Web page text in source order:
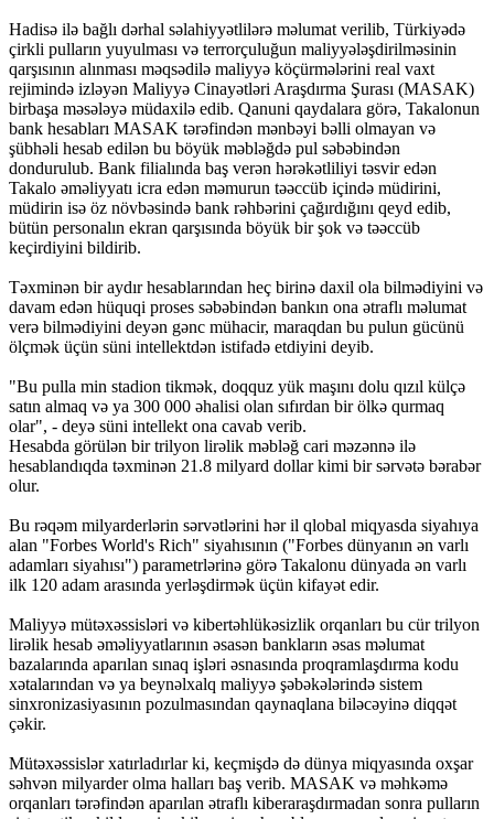
Hadisə ilə bağlı dərhal səlahiyyətlilərə məlumat verilib, Türkiyədə
çirkli pulların yuyulması və terrorçuluğun maliyyələşdirilməsinin
qarşısının alınması məqsədilə maliyyə köçürmələrini real vaxt
rejimində izləyən Maliyyə Cinayətləri Araşdırma Şurası (MASAK)
birbaşa məsələyə müdaxilə edib. Qanuni qaydalara görə, Takalonun
bank hesabları MASAK tərəfindən mənbəyi bəlli olmayan və
şübhəli hesab edilən bu böyük məbləğdə pul səbəbindən
dondurulub. Bank filialında baş verən hərəkətliliyi təsvir edən
Takalo əməliyyatı icra edən məmurun təəccüb içində müdirini,
müdirin isə öz növbəsində bank rəhbərini çağırdığını qeyd edib,
bütün personalın ekran qarşısında böyük bir şok və təəccüb
keçirdiyini bildirib.
Təxminən bir aydır hesablarından heç birinə daxil ola bilmədiyini və
davam edən hüquqi proses səbəbindən bankın ona ətraflı məlumat
verə bilmədiyini deyən gənc mühacir, maraqdan bu pulun gücünü
ölçmək üçün süni intellektdən istifadə etdiyini deyib.
"Bu pulla min stadion tikmək, doqquz yük maşını dolu qızıl külçə
satın almaq və ya 300 000 əhalisi olan sıfırdan bir ölkə qurmaq
olar", - deyə süni intellekt ona cavab verib.
Hesabda görülən bir trilyon lirəlik məbləğ cari məzənnə ilə
hesablandıqda təxminən 21.8 milyard dollar kimi bir sərvətə bərabər
olur.
Bu rəqəm milyarderlərin sərvətlərini hər il qlobal miqyasda siyahıya
alan "Forbes World's Rich" siyahısının ("Forbes dünyanın ən varlı
adamları siyahısı") parametrlərinə görə Takalonu dünyada ən varlı
ilk 120 adam arasında yerləşdirmək üçün kifayət edir.
Maliyyə mütəxəssisləri və kibertəhlükəsizlik orqanları bu cür trilyon
lirəlik hesab əməliyyatlarının əsasən bankların əsas məlumat
bazalarında aparılan sınaq işləri əsnasında proqramlaşdırma kodu
xətalarından və ya beynəlxalq maliyyə şəbəkələrində sistem
sinxronizasiyasının pozulmasından qaynaqlana biləcəyinə diqqət
çəkir.
Mütəxəssislər xatırladırlar ki, keçmişdə də dünya miqyasında oxşar
səhvən milyarder olma halları baş verib. MASAK və məhkəmə
orqanları tərəfindən aparılan ətraflı kiberaraşdırmadan sonra pulların